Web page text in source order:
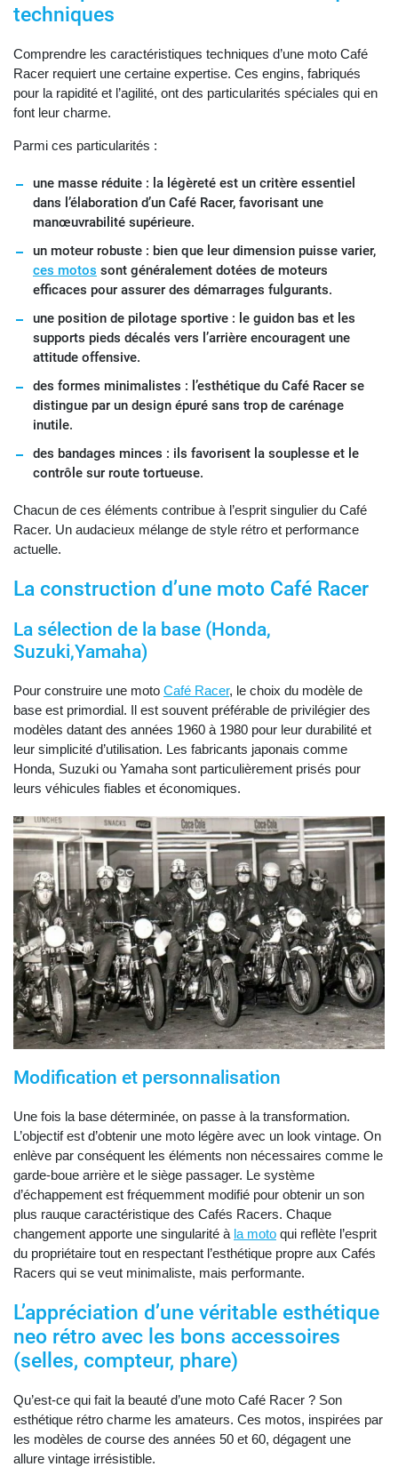
techniques
Comprendre les caractéristiques techniques d’une moto Café
Racer requiert une certaine expertise. Ces engins, fabriqués
pour la rapidité et l’agilité, ont des particularités spéciales qui en
font leur charme.
Parmi ces particularités :
une masse réduite : la légèreté est un critère essentiel
dans l’élaboration d’un Café Racer, favorisant une
manœuvrabilité supérieure.
un moteur robuste : bien que leur dimension puisse varier,
ces motos sont généralement dotées de moteurs
efficaces pour assurer des démarrages fulgurants.
une position de pilotage sportive : le guidon bas et les
supports pieds décalés vers l’arrière encouragent une
attitude offensive.
des formes minimalistes : l’esthétique du Café Racer se
distingue par un design épuré sans trop de carénage
inutile.
des bandages minces : ils favorisent la souplesse et le
contrôle sur route tortueuse.
Chacun de ces éléments contribue à l’esprit singulier du Café
Racer. Un audacieux mélange de style rétro et performance
actuelle.
La construction d’une moto Café Racer
La sélection de la base (Honda,
Suzuki,Yamaha)
Pour construire une moto Café Racer, le choix du modèle de
base est primordial. Il est souvent préférable de privilégier des
modèles datant des années 1960 à 1980 pour leur durabilité et
leur simplicité d’utilisation. Les fabricants japonais comme
Honda, Suzuki ou Yamaha sont particulièrement prisés pour
leurs véhicules fiables et économiques.
Modification et personnalisation
Une fois la base déterminée, on passe à la transformation.
L’objectif est d’obtenir une moto légère avec un look vintage. On
enlève par conséquent les éléments non nécessaires comme le
garde-boue arrière et le siège passager. Le système
d’échappement est fréquemment modifié pour obtenir un son
plus rauque caractéristique des Cafés Racers. Chaque
changement apporte une singularité à la moto qui reflète l’esprit
du propriétaire tout en respectant l’esthétique propre aux Cafés
Racers qui se veut minimaliste, mais performante.
L’appréciation d’une véritable esthétique
neo rétro avec les bons accessoires
(selles, compteur, phare)
Qu’est-ce qui fait la beauté d’une moto Café Racer ? Son
esthétique rétro charme les amateurs. Ces motos, inspirées par
les modèles de course des années 50 et 60, dégagent une
allure vintage irrésistible.